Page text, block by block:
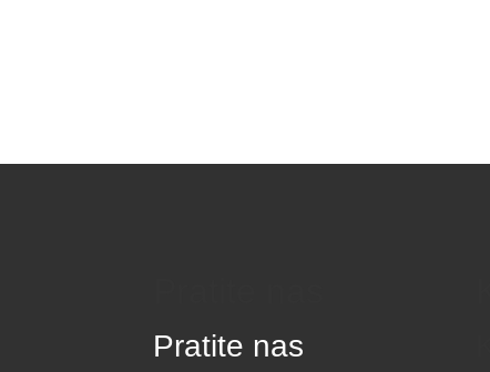
Pratite nas